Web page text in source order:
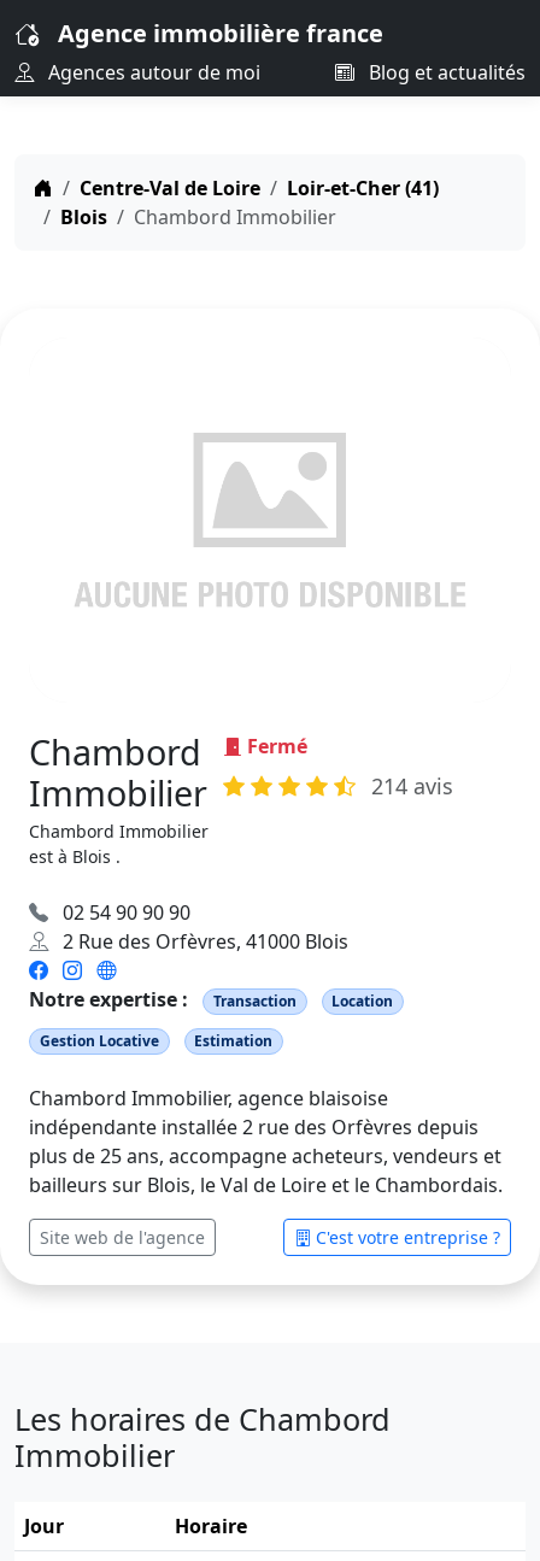
Agence immobilière france
Agences autour de moi Blog et actualités
Centre-Val de Loire
Loir-et-Cher (41)
Blois
Chambord Immobilier
Fermé
214 avis
Chambord
Immobilier
Chambord Immobilier
est à Blois .
02 54 90 90 90
2 Rue des Orfèvres, 41000 Blois
Notre expertise : Transaction
Location
Gestion Locative
Estimation
Chambord Immobilier, agence blaisoise
indépendante installée 2 rue des Orfèvres depuis
plus de 25 ans, accompagne acheteurs, vendeurs et
bailleurs sur Blois, le Val de Loire et le Chambordais.
Site web de l'agence C'est votre entreprise ?
Les horaires de Chambord
Immobilier
Jour
Horaire